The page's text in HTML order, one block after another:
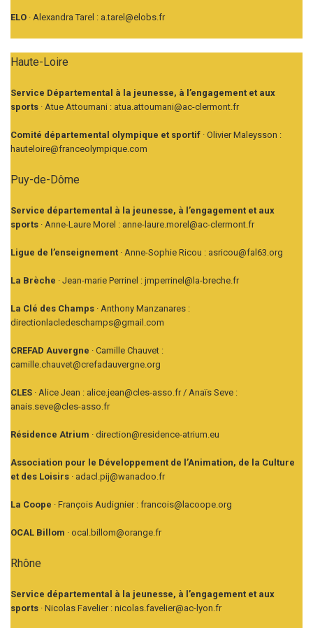
ELO · Alexandra Tarel : a.tarel@elobs.fr
Haute-Loire
Service Départemental à la jeunesse, à l’engagement et aux
sports · Atue Attoumani : atua.attoumani@ac-clermont.fr
Comité départemental olympique et sportif · Olivier Maleysson :
hauteloire@franceolympique.com
Puy-de-Dôme
Service départemental à la jeunesse, à l’engagement et aux
sports · Anne-Laure Morel : anne-laure.morel@ac-clermont.fr
Ligue de l’enseignement · Anne-Sophie Ricou : asricou@fal63.org
La Brèche · Jean-marie Perrinel : jmperrinel@la-breche.fr
La Clé des Champs · Anthony Manzanares :
directionlacledeschamps@gmail.com
CREFAD Auvergne · Camille Chauvet :
camille.chauvet@crefadauvergne.org
CLES · Alice Jean : alice.jean@cles-asso.fr / Anaïs Seve :
anais.seve@cles-asso.fr
Résidence Atrium · direction@residence-atrium.eu
Association pour le Développement de l’Animation, de la Culture
et des Loisirs · adacl.pij@wanadoo.fr
La Coope · François Audignier : francois@lacoope.org
OCAL Billom · ocal.billom@orange.fr
Rhône
Service départemental à la jeunesse, à l’engagement et aux
sports · Nicolas Favelier : nicolas.favelier@ac-lyon.fr